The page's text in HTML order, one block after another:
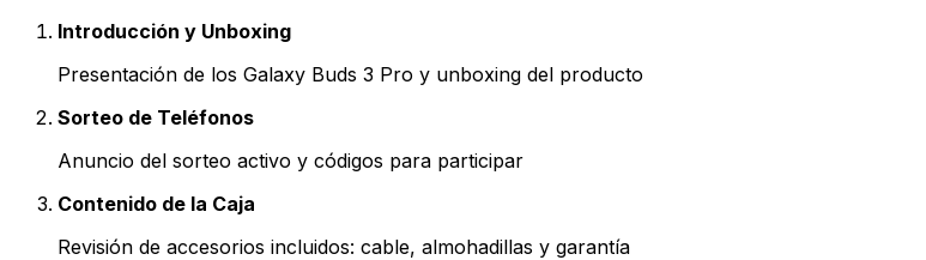
Introducción y Unboxing
Presentación de los Galaxy Buds 3 Pro y unboxing del producto
Sorteo de Teléfonos
Anuncio del sorteo activo y códigos para participar
Contenido de la Caja
Revisión de accesorios incluidos: cable, almohadillas y garantía